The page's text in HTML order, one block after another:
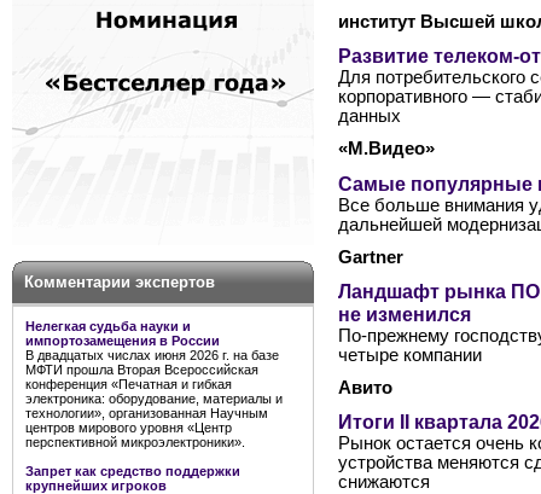
Комментарии экспертов
Нелегкая судьба науки и
импортозамещения в России
В двадцатых числах июня 2026 г. на базе
МФТИ прошла Вторая Всероссийская
конференция «Печатная и гибкая
электроника: оборудование, материалы и
технологии», организованная Научным
центров мирового уровня «Центр
перспективной микроэлектроники».
Запрет как средство поддержки
крупнейших игроков
институт Высшей
Развитие телеком-
Для потребительского
корпоративного —
данных
«М.Видео»
Самые популярные
Все больше внимания
дальнейшей
Gartner
Ландшафт рынка ПО
не изменился
По-прежнему
четыре компании
Авито
Итоги II квартала
Рынок остается очень
устройства меняются
снижаются